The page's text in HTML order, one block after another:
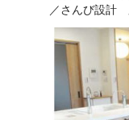
／さんび設計